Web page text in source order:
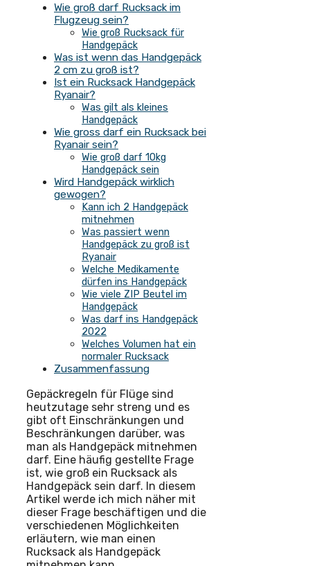
Wie groß darf Rucksack im
Flugzeug sein?
Wie groß Rucksack für
Handgepäck
Was ist wenn das Handgepäck
2 cm zu groß ist?
Ist ein Rucksack Handgepäck
Ryanair?
Was gilt als kleines
Handgepäck
Wie gross darf ein Rucksack bei
Ryanair sein?
Wie groß darf 10kg
Handgepäck sein
Wird Handgepäck wirklich
gewogen?
Kann ich 2 Handgepäck
mitnehmen
Was passiert wenn
Handgepäck zu groß ist
Ryanair
Welche Medikamente
dürfen ins Handgepäck
Wie viele ZIP Beutel im
Handgepäck
Was darf ins Handgepäck
2022
Welches Volumen hat ein
normaler Rucksack
Zusammenfassung
Gepäckregeln für Flüge sind
heutzutage sehr streng und es
gibt oft Einschränkungen und
Beschränkungen darüber, was
man als Handgepäck mitnehmen
darf. Eine häufig gestellte Frage
ist, wie groß ein Rucksack als
Handgepäck sein darf. In diesem
Artikel werde ich mich näher mit
dieser Frage beschäftigen und die
verschiedenen Möglichkeiten
erläutern, wie man einen
Rucksack als Handgepäck